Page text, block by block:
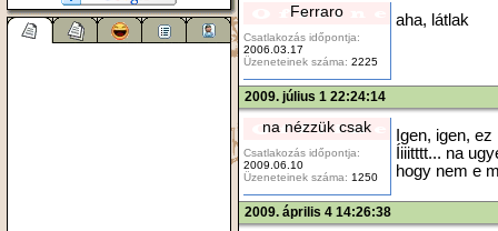
Ferraro
Csatlakozás időpontja:
2006.03.17
Üzeneteinek száma: 2225
aha, látlak
2009. július 1 22:24:14
na nézzük csak
Csatlakozás időpontja:
2009.06.10
Üzeneteinek száma: 1250
Igen, igen,
Íiiitttt... na
hogy nem e
2009. április 4 14:26:38